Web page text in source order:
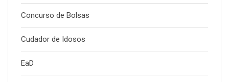
Concurso de Bolsas
Cudador de Idosos
EaD